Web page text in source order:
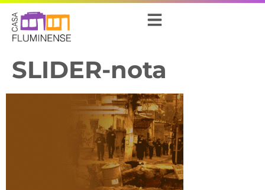
SLIDER-nota